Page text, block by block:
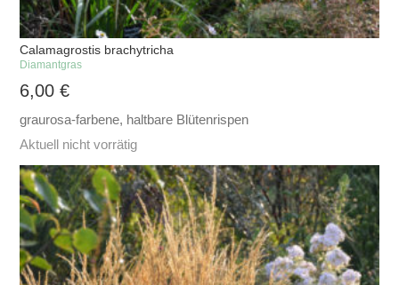
Calamagrostis brachytricha
Diamantgras
6,00€
graurosa-farbene, haltbare Blütenrispen
Aktuell nicht vorrätig